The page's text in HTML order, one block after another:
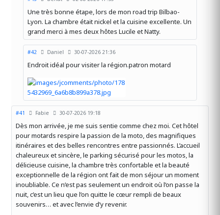
Une très bonne étape, lors de mon road trip Bilbao-
Lyon. La chambre était nickel et la cuisine excellente. Un
grand merci à mes deux hôtes Lucile et Natty.
#42 Daniel 30-07-2026 21:36
Endroit idéal pour visiter la région.patron motard
#41 Fabie 30-07-2026 19:18
Dès mon arrivée, je me suis sentie comme chez moi. Cet hôtel
pour motards respire la passion de la moto, des magnifiques
itinéraires et des belles rencontres entre passionnés. L’accueil
chaleureux et sincère, le parking sécurisé pour les motos, la
délicieuse cuisine, la chambre très confortable et la beauté
exceptionnelle de la région ont fait de mon séjour un moment
inoubliable. Ce n’est pas seulement un endroit où l’on passe la
nuit, c’est un lieu que l’on quitte le cœur rempli de beaux
souvenirs… et avec l’envie d’y revenir.